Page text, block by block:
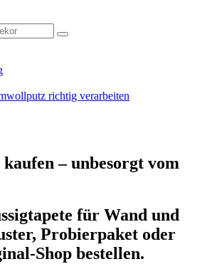
richtig verarbeiten
– unbesorgt vom
für Wand und
Probierpaket oder
Shop bestellen.